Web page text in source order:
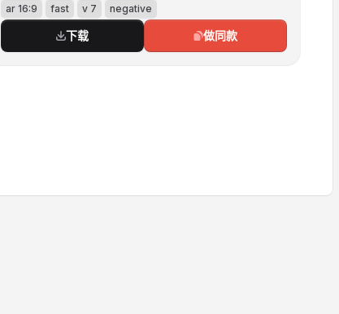
白花朵便与发间红宝石步摇坠下的流苏金穗共舞。
园中大理石亭的穹窿下，她愈转愈疾，裙裾翻涌如
孔雀开屏，金线在月华中熔成液态的光河。 此刻
ar 16:9 fast v 7 negative
下载 做同款